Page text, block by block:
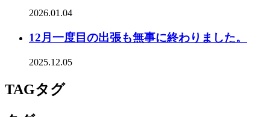
2026.01.04
12月一度目の出張も無事に終わりました。
2025.12.05
TAGタグ